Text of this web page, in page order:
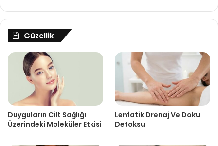
Güzellik
Duyguların Cilt Sağlığı
Üzerindeki Moleküler Etkisi
Lenfatik Drenaj Ve Doku
Detoksu